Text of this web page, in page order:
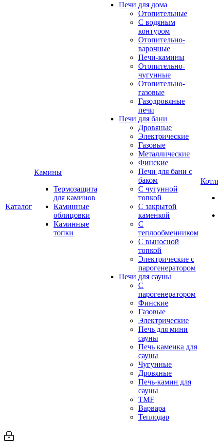
Каталог
Камины
Термозащита
для каминов
Каминные
облицовки
Каминные
топки
Печи для дома
Отопительные
C водяным
контуром
Отопительно-
варочные
Печи-камины
Отопительно-
чугунные
Отопительно-
газовые
Газодровяные
печи
Печи для бани
Дровяные
Электрические
Газовые
Металлические
Финские
Печи для бани с
баком
С чугунной
топкой
С закрытой
каменкой
С
теплообменником
С выносной
топкой
Электрические с
парогенератором
Печи для сауны
С
парогенератором
Финские
Газовые
Электрические
Печь для мини
сауны
Печь каменка для
сауны
Чугунные
Дровяные
Печь-камин для
сауны
TMF
Варвара
Теплодар